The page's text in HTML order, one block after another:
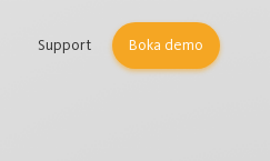
Support Boka demo